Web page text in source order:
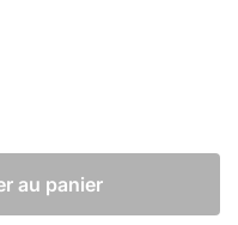
au panier